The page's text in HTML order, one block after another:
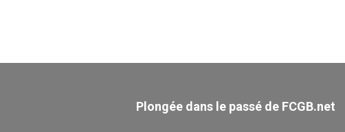
Plongée dans le passé de FCGB.net